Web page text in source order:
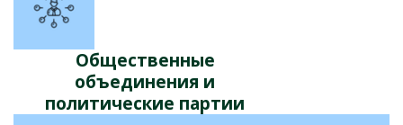
Общественные
объединения и
политические партии